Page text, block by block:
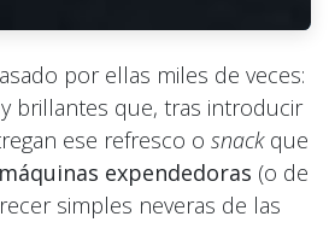
por ellas miles de veces:
brillantes que, tras introducir
ese refresco o snackque
máquinas expendedoras (o de
simples neveras de las